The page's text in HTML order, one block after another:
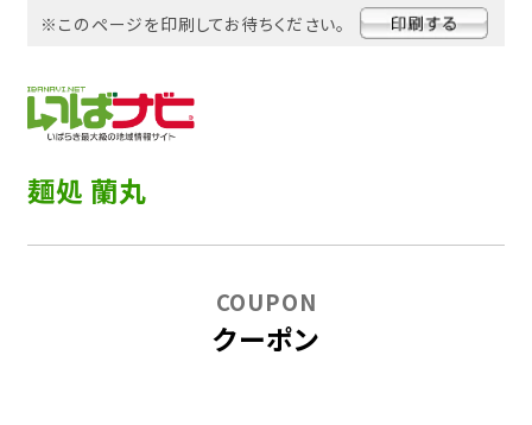
※このページを印刷してお待ちください。
麺処 蘭丸
クーポン
COUPON